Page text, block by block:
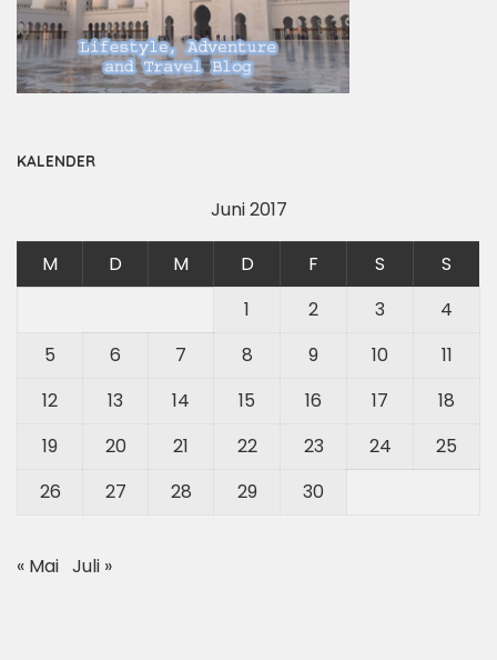
KALENDER
Juni 2017
M D M D F S
S
1
2 3
4
5
6 7 8 9 10
11
12
13 14 15 16 17
18
19
20 21 22 23 24
25
26
27 28 29 30
« Mai Juli »